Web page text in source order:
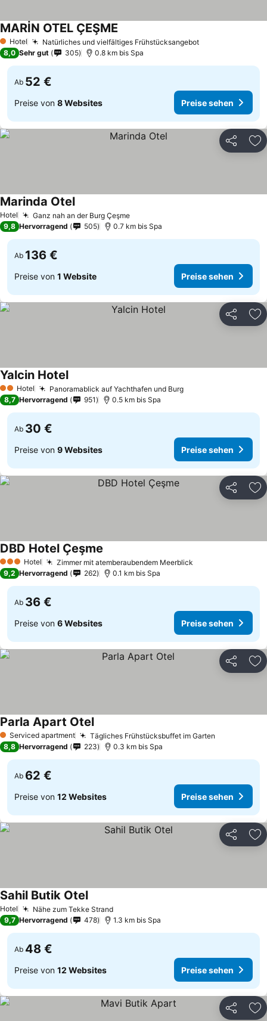
1 Sterne
Hotel Natürliches und vielfältiges Frühstücksangebot
MARİN OTEL ÇEŞME
8,0 Sehr gut 305 0.8 km bis Spa
Ab 52 €
Preise von 8 Websites Preise sehen
Teilen
Hotel Ganz nah an der Burg Çeşme
Marinda Otel
9,8 Hervorragend 505 0.7 km bis Spa
Ab 136 €
Preise von 1 Website Preise sehen
Teilen
2 Sterne
Hotel Panoramablick auf Yachthafen und Burg
Yalcin Hotel
8,7 Hervorragend 951 0.5 km bis Spa
Ab 30 €
Preise von 9 Websites Preise sehen
Teilen
3 SterneHotel Zimmer mit atemberaubendem Meerblick
DBD Hotel Çeşme
9,2 Hervorragend 262 0.1 km bis Spa
Ab 36 €
Preise von 6 Websites Preise sehen
Teilen
1 Sterne
Serviced apartment Tägliches Frühstücksbuffet im Garten
Parla Apart Otel
8,8 Hervorragend 223 0.3 km bis Spa
Ab 62 €
Preise von 12 Websites Preise sehen
Teilen
Hotel Nähe zum Tekke Strand
Sahil Butik Otel
9,7 Hervorragend 478 1.3 km bis Spa
Ab 48 €
Preise von 12 Websites Preise sehen
Teilen